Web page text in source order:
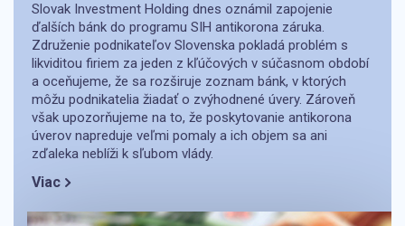
Slovak Investment Holding dnes oznámil zapojenie
ďalších bánk do programu SIH antikorona záruka.
Združenie podnikateľov Slovenska pokladá problém s
likviditou firiem za jeden z kľúčových v súčasnom období
a oceňujeme, že sa rozširuje zoznam bánk, v ktorých
môžu podnikatelia žiadať o zvýhodnené úvery. Zároveň
však upozorňujeme na to, že poskytovanie antikorona
úverov napreduje veľmi pomaly a ich objem sa ani
zďaleka neblíži k sľubom vlády.
Viac